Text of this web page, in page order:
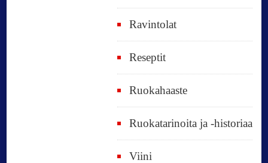
Ravintolat
Reseptit
Ruokahaaste
Ruokatarinoita ja -historiaa
Viini